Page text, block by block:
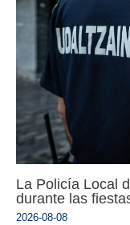
La Policía Local
durante las
2026-08-08